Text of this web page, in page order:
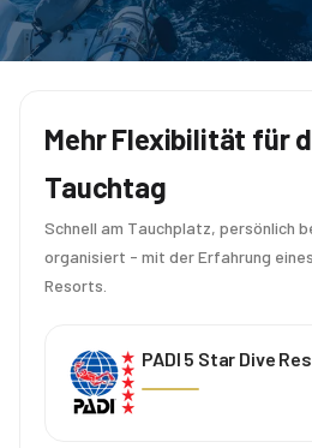
Mehr Flexibilität für
Tauchtag
Schnell am Tauchplatz, persönlich
organisiert - mit der Erfahrung
Resorts.
PADI 5 Star Dive